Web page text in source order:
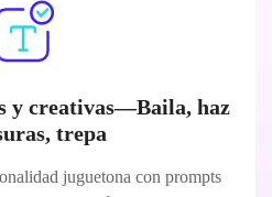
y creativas—Baila, haz
trepa
juguetona con prompts